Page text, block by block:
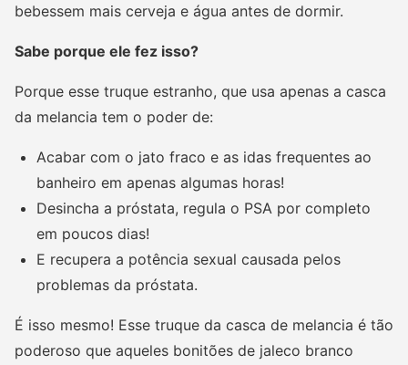
bebessem mais cerveja e água antes de dormir.
Sabe porque ele fez isso?
Porque esse truque estranho, que usa apenas a casca
da melancia tem o poder de:
Acabar com o jato fraco e as idas frequentes ao
banheiro em apenas algumas horas!
Desincha a próstata, regula o PSA por completo
em poucos dias!
E recupera a potência sexual causada pelos
problemas da próstata.
É isso mesmo! Esse truque da casca de melancia é tão
poderoso que aqueles bonitões de jaleco branco